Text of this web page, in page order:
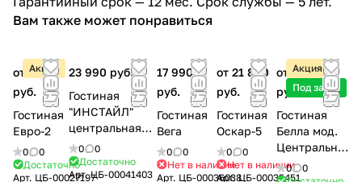
Вам также может понравиться
Акция
от 7 500
руб.
Гостиная
Евро-2
0
0
Достаточно
Арт. ЦБ-00027197
23 990 руб.
Гостиная
"ИНСТАЙЛ"
центральная
секция (ЦС-02)
0
0
Достаточно
Арт.ЦБ-00041403
17 990
руб.
Гостиная
Вега
0
0
Нет в наличии
Арт. ЦБ-00036038
от 21 800
руб.
Гостиная
Оскар-5
0
0
Нет в наличии
Арт.ЦБ-00035451
Акция
Под заказ
от 16 500
руб.
Гостиная
Белла мод.
Центральна
я секция
0
0